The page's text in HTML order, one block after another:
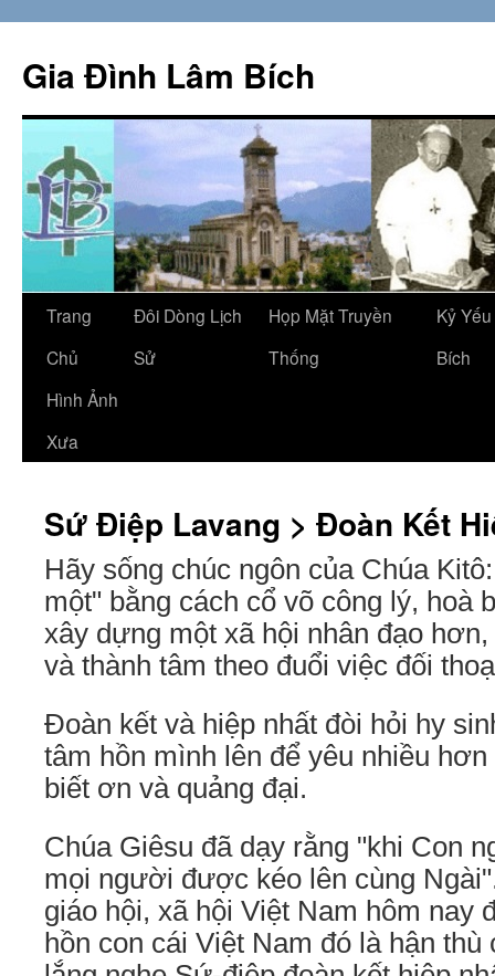
content
Gia Đình Lâm Bích
Trang
Chủ
Đôi Dòng Lịch
Sử
Họp Mặt Truyền
Thống
Kỷ
Bích
Hình Ảnh
Xưa
Sứ Ðiệp Lavang > Ðoàn Kết
Hãy sống chúc ngôn của Chúa
một" bằng cách cổ võ công lý, hoà
xây dựng một xã hội nhân đạo
và thành tâm theo đuổi việc đối
Ðoàn kết và hiệp nhất đòi hỏi hy
tâm hồn mình lên để yêu nhiều
biết ơn và quảng đại.
Chúa Giêsu đã dạy rằng "khi Con
mọi người được kéo lên cùng
giáo hội, xã hội Việt Nam hôm nay
hồn con cái Việt Nam đó là hận thù